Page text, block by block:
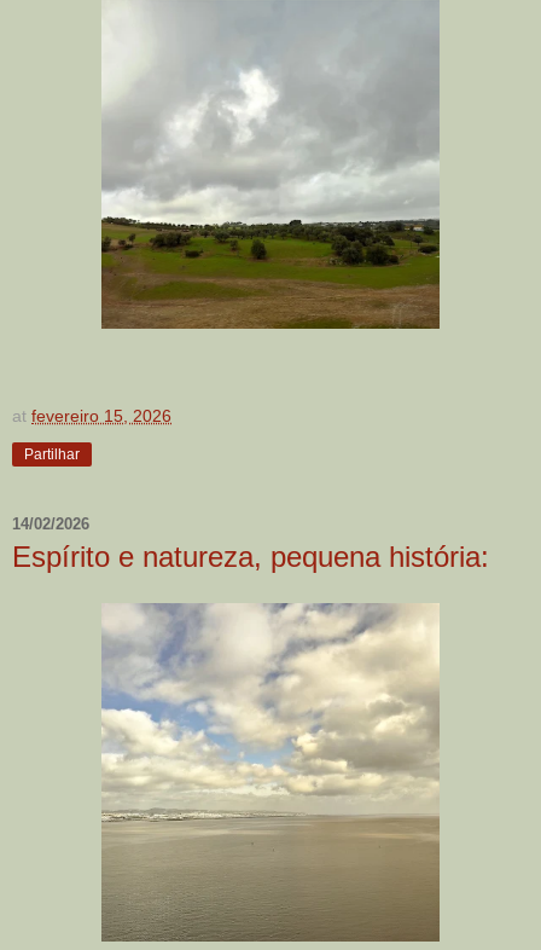
at fevereiro 15, 2026
Partilhar
14/02/2026
Espírito e natureza, pequena história: